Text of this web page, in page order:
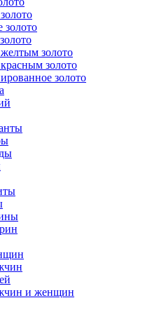
золото
золото
золото
золото
и женщин